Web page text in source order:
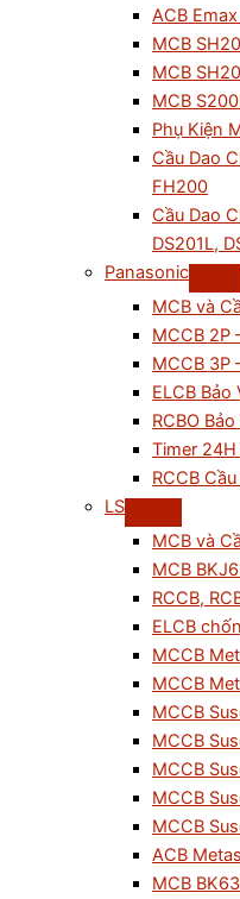
ACB
MCB
MCB
MCB
Phụ Kiện
Cầu Dao
FH200
Cầu Dao
DS201L,
Panasonic
MCB và
MCCB 2P
MCCB 3P
ELCB Bảo
RCBO
Timer
RCCB
LS
MCB và
MCB
RCCB,
ELCB
MCCB
MCCB
MCCB
MCCB
MCCB
MCCB
MCCB
ACB
MCB